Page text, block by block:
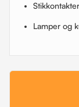
Stikkontakter
Lamper og